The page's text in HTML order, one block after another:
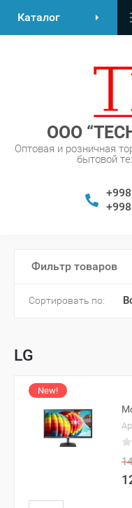
Каталог
OOO
Оптовая и розничная
бытовой
Фильтр товаров
Сортировать по:
LG
New!